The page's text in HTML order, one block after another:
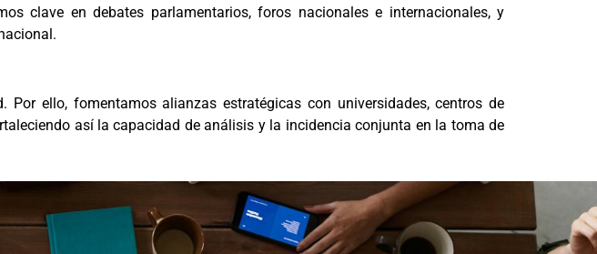
clave en debates parlamentarios, foros nacionales e internacionales, y
ello, fomentamos alianzas estratégicas con universidades, centros de
así la capacidad de análisis y la incidencia conjunta en la toma de